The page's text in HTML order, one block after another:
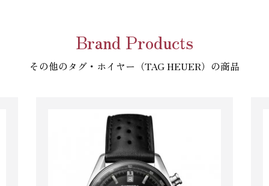
Brand Products
その他のタグ・ホイヤー（TAG HEUER）の商品